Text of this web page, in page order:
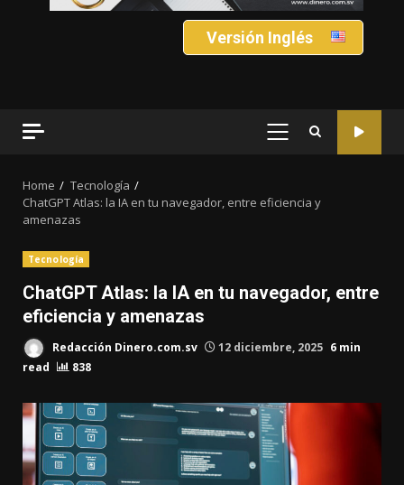
Versión Inglés
PRIMARY
Home
Tecnología
ChatGPT Atlas: la IA en tu navegador, entre eficiencia y
amenazas
Tecnología
ChatGPT Atlas: la IA en tu navegador, entre
eficiencia y amenazas
Redacción Dinero.com.sv 12 diciembre, 2025 6 min
read
838